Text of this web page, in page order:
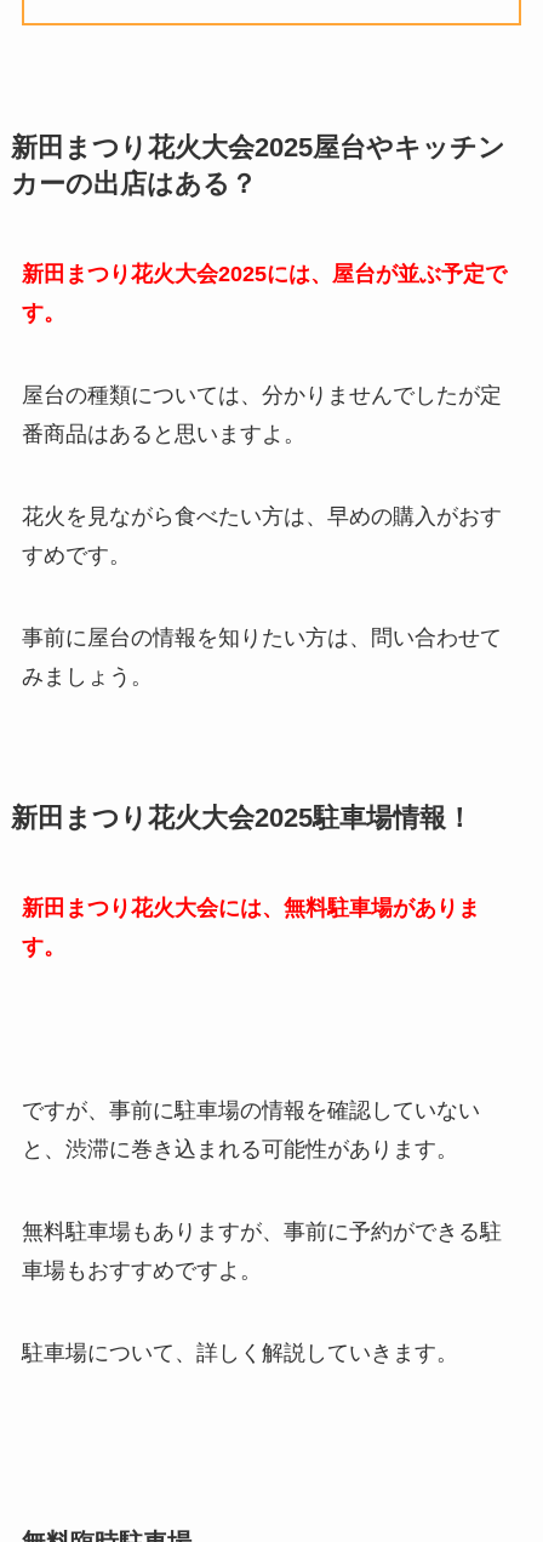
新田まつり花火大会2025屋台やキッチン
カーの出店はある？
新田まつり花火大会2025には、屋台が並ぶ予定で
す。
屋台の種類については、分かりませんでしたが定
番商品はあると思いますよ。
花火を見ながら食べたい方は、早めの購入がおす
すめです。
事前に屋台の情報を知りたい方は、問い合わせて
みましょう。
新田まつり花火大会2025駐車場情報！
新田まつり花火大会には、無料駐車場がありま
す。
ですが、事前に駐車場の情報を確認していない
と、渋滞に巻き込まれる可能性があります。
無料駐車場もありますが、事前に予約ができる駐
車場もおすすめですよ。
駐車場について、詳しく解説していきます。